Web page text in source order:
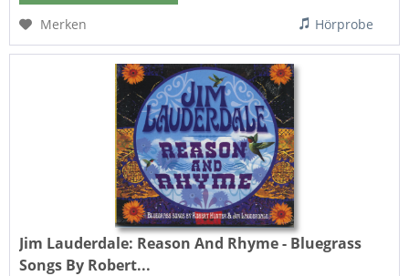
Merken
Hörprobe
Jim Lauderdale: Reason And Rhyme - Bluegrass
Songs By Robert...